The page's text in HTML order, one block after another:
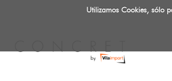
Utilizamos Cookies, sólo